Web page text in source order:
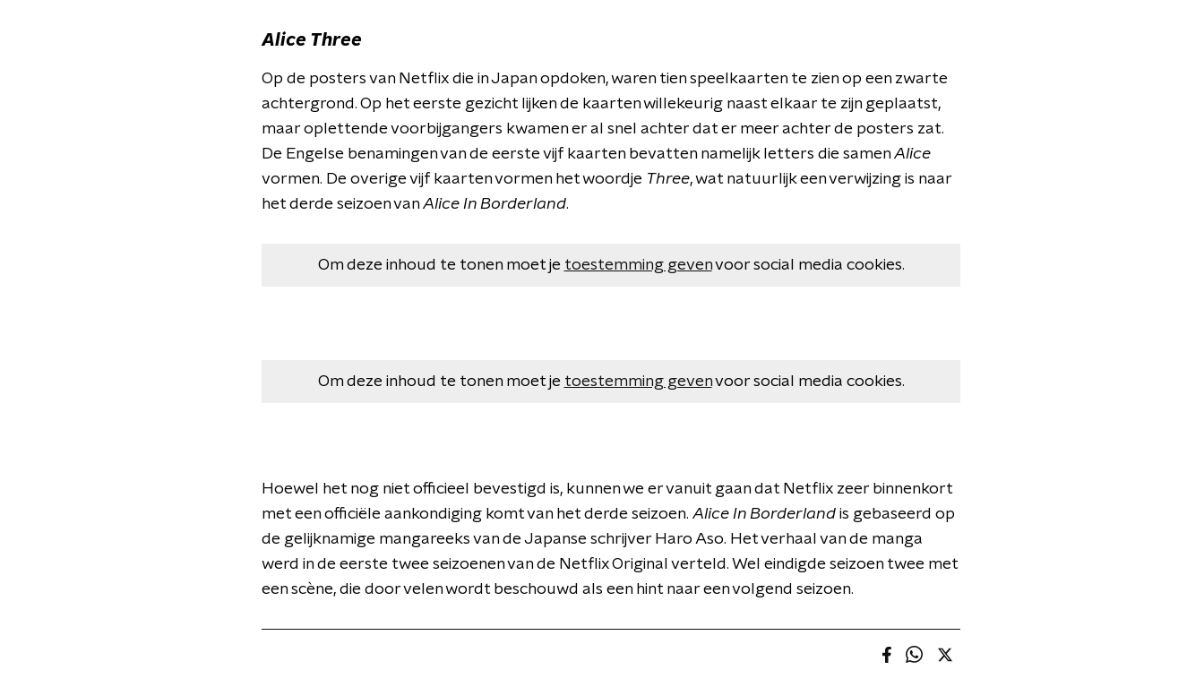
Alice Three
Op de posters van Netflix die in Japan opdoken, waren tien speelkaarten te zien op een zwarte
achtergrond. Op het eerste gezicht lijken de kaarten willekeurig naast elkaar te zijn geplaatst,
maar oplettende voorbijgangers kwamen er al snel achter dat er meer achter de posters zat.
De Engelse benamingen van de eerste vijf kaarten bevatten namelijk letters die samenAlice
vormen. De overige vijf kaarten vormen het woordje Three, wat natuurlijk een verwijzing is naar
het derde seizoen vanAlice In Borderland.
Om deze inhoud te tonen moet je toestemming gevenvoor social media cookies.
Om deze inhoud te tonen moet je toestemming gevenvoor social media cookies.
Hoewel het nog niet officieel bevestigd is, kunnen we er vanuit gaan dat Netflix zeer binnenkort
met een officiële aankondiging komt van het derde seizoen. Alice In Borderland is gebaseerd op
de gelijknamige mangareeks van de Japanse schrijver Haro Aso. Het verhaal van de manga
werd in de eerste twee seizoenen van de Netflix Original verteld. Wel eindigde seizoen twee met
een scène, die door velen wordt beschouwd als een hint naar een volgend seizoen.